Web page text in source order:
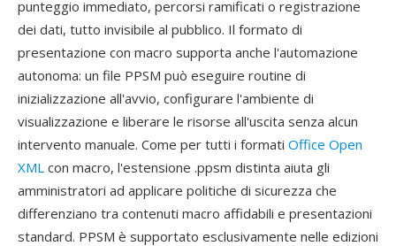
punteggio immediato, percorsi ramificati o registrazione
dei dati, tutto invisibile al pubblico. Il formato di
presentazione con macro supporta anche l'automazione
autonoma: un file PPSM può eseguire routine di
inizializzazione all'avvio, configurare l'ambiente di
visualizzazione e liberare le risorse all'uscita senza alcun
intervento manuale. Come per tutti i formati Office Open
XML con macro, l'estensione .ppsm distinta aiuta gli
amministratori ad applicare politiche di sicurezza che
differenziano tra contenuti macro affidabili e presentazioni
standard. PPSM è supportato esclusivamente nelle edizioni